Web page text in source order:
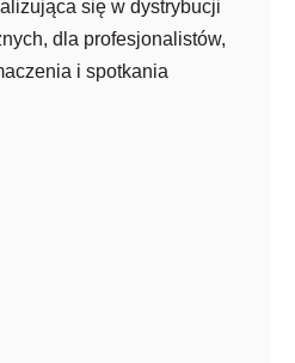
się w dystrybucji
dla profesjonalistów,
i spotkania